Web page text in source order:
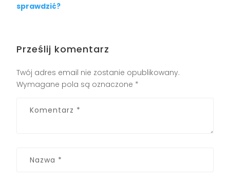
sprawdzić?
Prześlij komentarz
Twój adres email nie zostanie opublikowany.
Wymagane pola są oznaczone *